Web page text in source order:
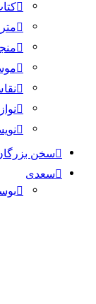
سخن
سعدی